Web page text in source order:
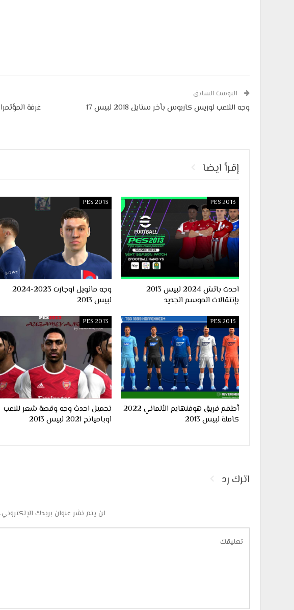
البوست السابق
وجه اللاعب لوريس كاريوس بأخر ستايل 2018 لبيس 17
إقرأ ايضا
PES 2013
احدث باتش 2024 لبيس 2013
بإنتقالات الموسم الجديد
PES 2013
وجه مانويل اوجارت 2023-2024
لبيس 2013
PES 2013
أطقم فريق هوفنهايم الألماني 2022
كاملة لبيس 2013
PES 2013
تحميل احدث وجه وقصة شعر للاعب
اوباميانج 2021 لبيس 2013
اترك رد
لن يتم نشر عنوان بريدك الإلكتروني.